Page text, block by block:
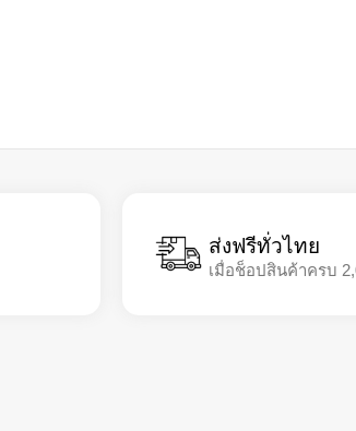
ส่งฟรีทั่วไทย
เมื่อช็อปสินค้าครบ